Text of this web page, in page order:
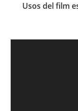
Usos del film